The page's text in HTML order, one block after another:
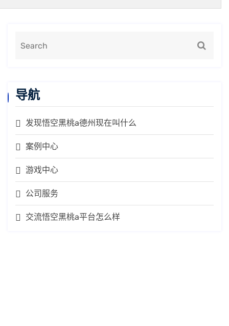
导航
发现悟空黑桃a德州现在叫什么
案例中心
游戏中心
公司服务
交流悟空黑桃a平台怎么样